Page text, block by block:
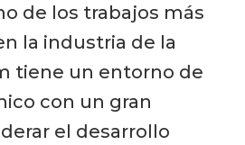
de los trabajos más
la industria de la
tiene un entorno de
con un gran
el desarrollo